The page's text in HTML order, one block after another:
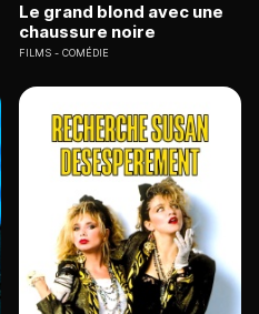
Le grand blond avec une
chaussure noire
FILMS COMÉDIE